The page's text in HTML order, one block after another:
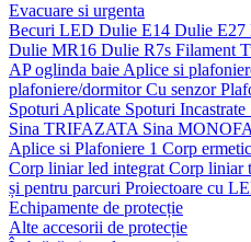
Evacuare si urgenta
Becuri LED Dulie E14 Dulie E27
Dulie MR16 Dulie R7s Filament
AP oglinda baie Aplice si
plafoniere/dormitorCu senzor
Spoturi Aplicate Spoturi Incastrate
Sina TRIFAZATA Sina
Aplice si Plafoniere 1 Corp
Corp liniar led integrat Corp liniar
și pentru parcuri Proiectoare cu
Echipamente de protecție
Alte accesorii de protecție